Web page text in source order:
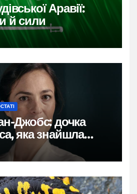
Аравії:
й сили
Джобс: дочка
яка знайшла